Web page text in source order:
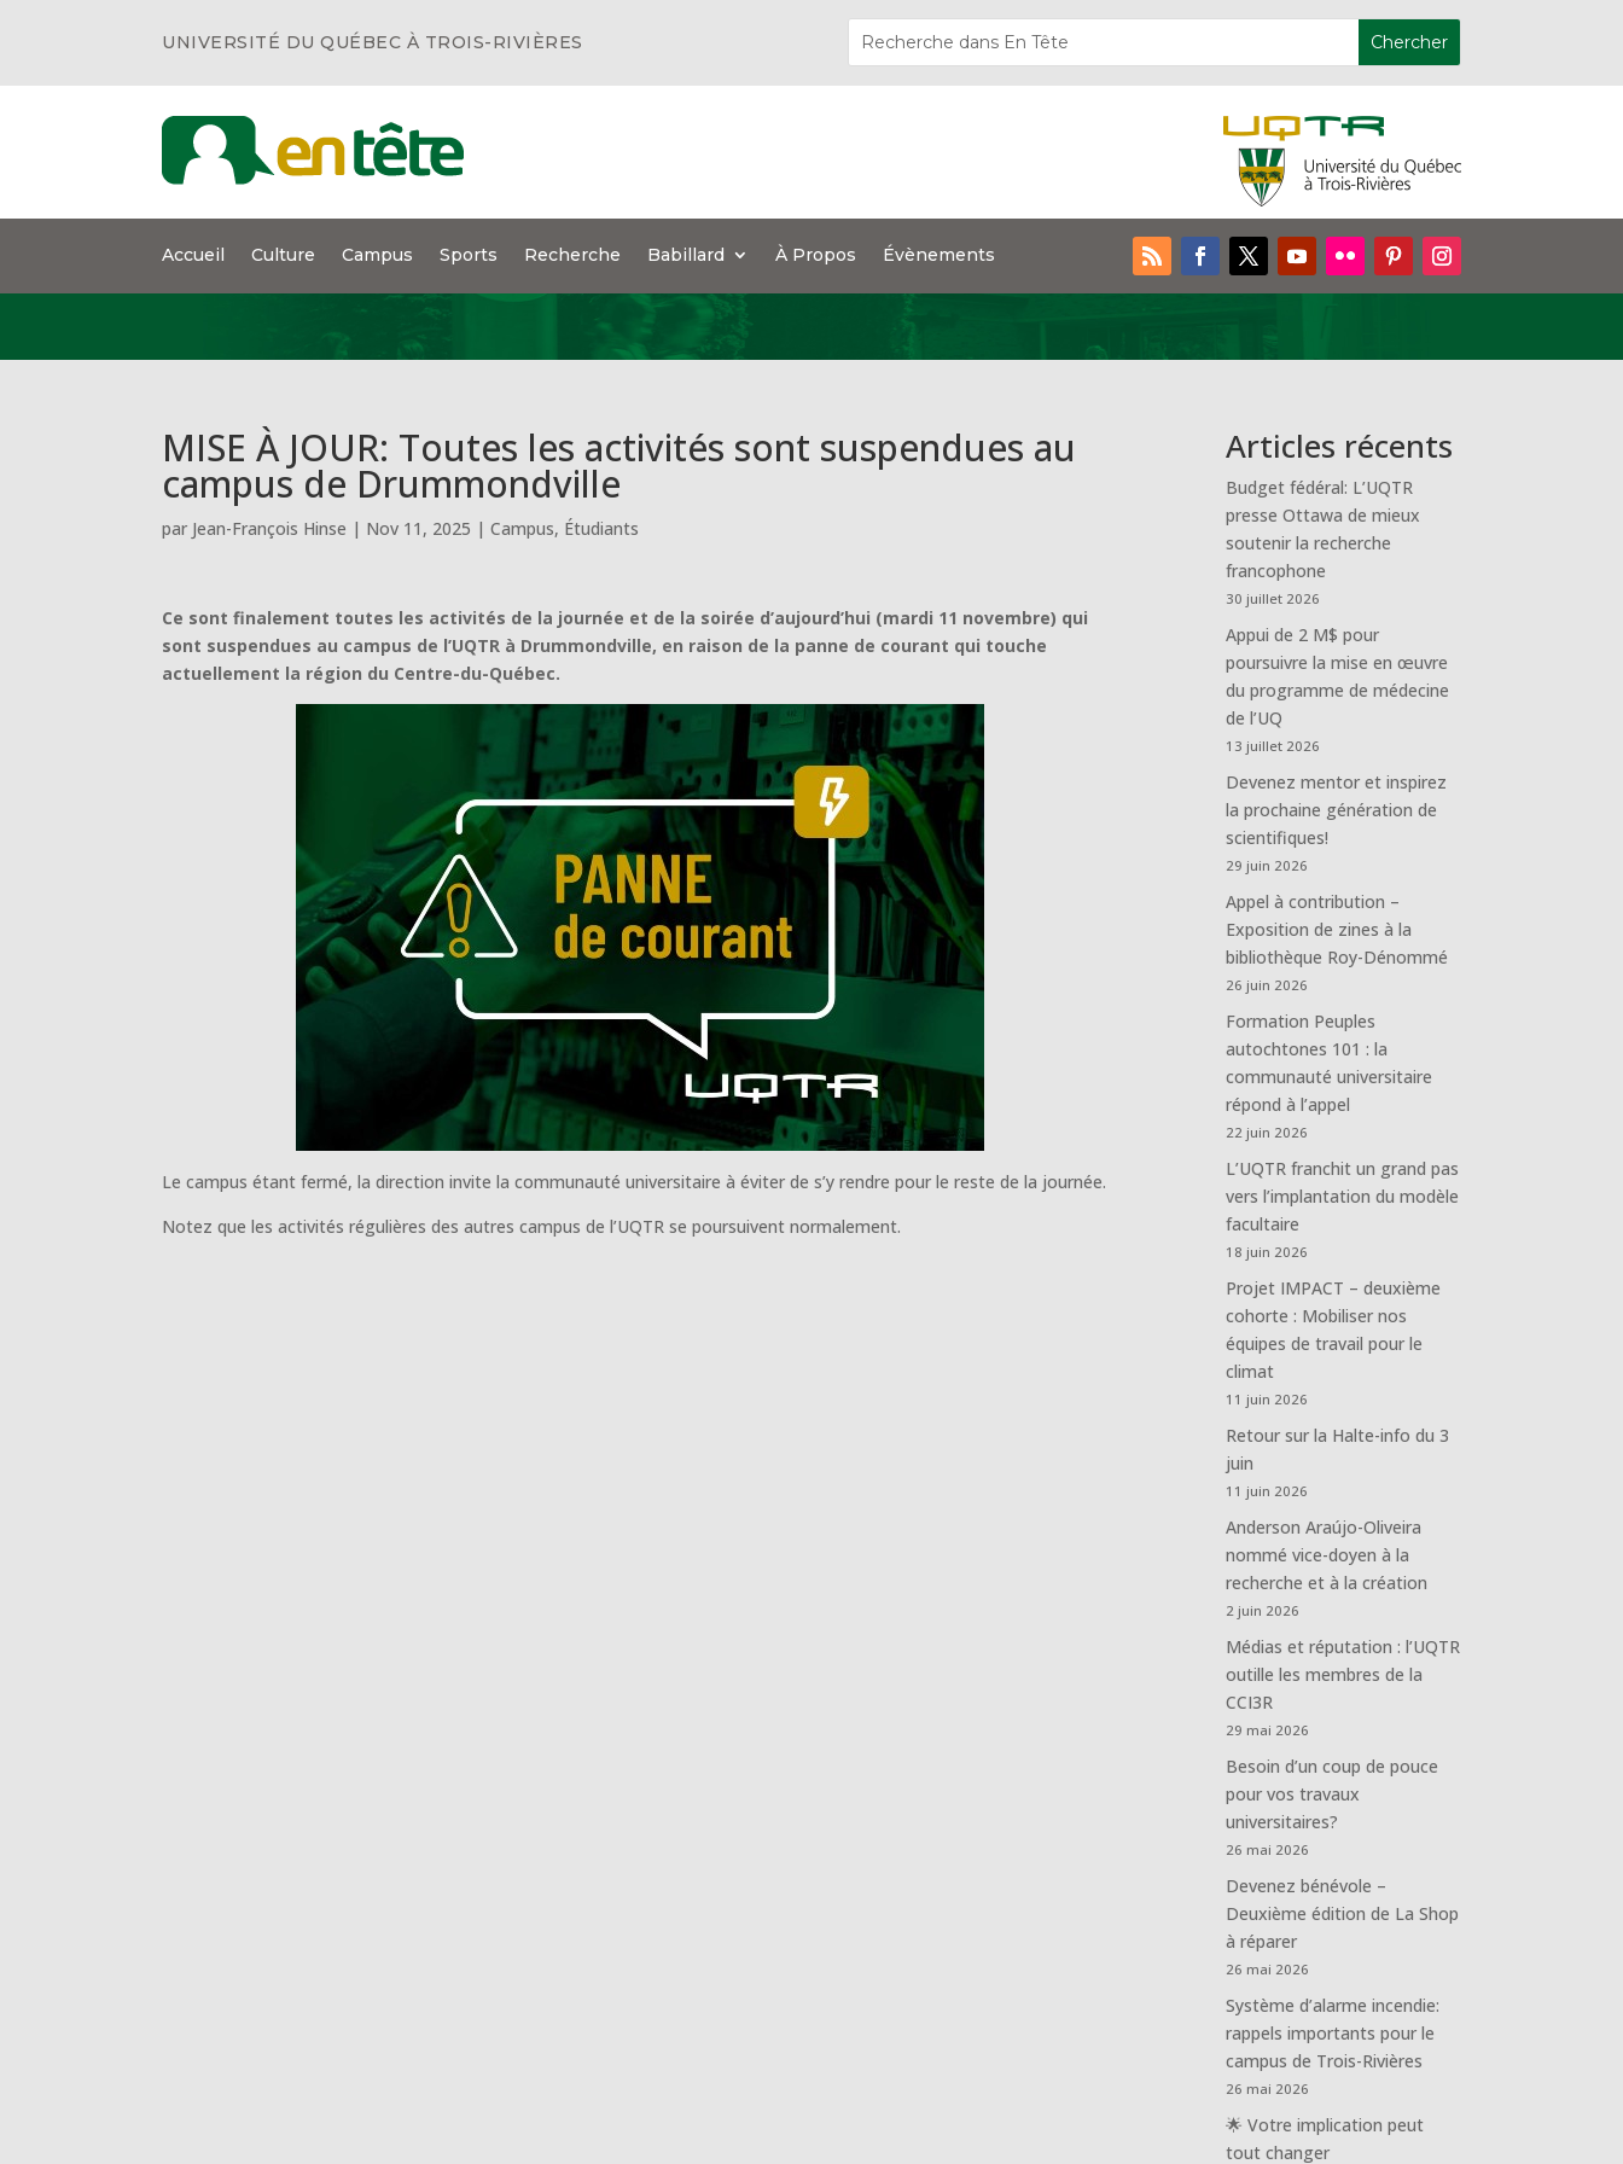
UNIVERSITÉ DU QUÉBEC À TROIS-RIVIÈRES
Accueil Culture Campus Sports Recherche Babillard À Propos Évènements
MISE À JOUR: Toutes les activités sont suspendues au
campus de Drummondville
par Jean-François Hinse | Nov 11, 2025 |Campus, Étudiants
Ce sont finalement toutes les activités de la journée et de la soirée d’aujourd’hui (mardi 11 novembre) qui
sont suspendues au campus de l’UQTR à Drummondville, en raison de la panne de courant qui touche
actuellement la région du Centre-du-Québec.
Le campus étant fermé, la direction invite la communauté universitaire à éviter de s’y rendre pour le reste de la journée.
Notez que les activités régulières des autres campus de l’UQTR se poursuivent normalement.
Articles récents
Budget fédéral: L’UQTR
presse Ottawa de mieux
soutenir la recherche
francophone
30 juillet 2026
Appui de 2 M$ pour
poursuivre la mise en œuvre
du programme de médecine
de l’UQ
13 juillet 2026
Devenez mentor et inspirez
la prochaine génération de
scientifiques!
29 juin 2026
Appel à contribution –
Exposition de zines à la
bibliothèque Roy-Dénommé
26 juin 2026
Formation Peuples
autochtones 101 : la
communauté universitaire
répond à l’appel
22 juin 2026
L’UQTR franchit un grand pas
vers l’implantation du modèle
facultaire
18 juin 2026
Projet IMPACT – deuxième
cohorte : Mobiliser nos
équipes de travail pour le
climat
11 juin 2026
Retour sur la Halte-info du 3
juin
11 juin 2026
Anderson Araújo-Oliveira
nommé vice-doyen à la
recherche et à la création
2 juin 2026
Médias et réputation : l’UQTR
outille les membres de la
CCI3R
29 mai 2026
Besoin d’un coup de pouce
pour vos travaux
universitaires?
26 mai 2026
Devenez bénévole –
Deuxième édition de La Shop
à réparer
26 mai 2026
Système d’alarme incendie:
rappels importants pour le
campus de Trois-Rivières
26 mai 2026
🌟 Votre implication peut
tout changer